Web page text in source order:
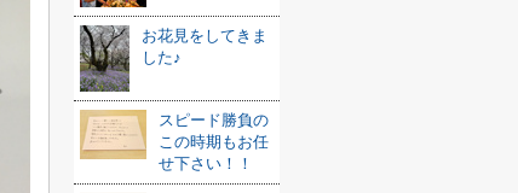
お花見をしてきま
した♪
スピード勝負の
この時期もお任
せ下さい！！